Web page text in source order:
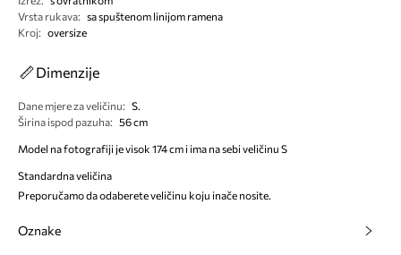
Vrsta rukava: sa spuštenom linijom ramena
Kroj: oversize
Dimenzije
Dane mjere za veličinu: S.
Širina ispod pazuha: 56 cm
Model na fotografiji je visok 174 cm i ima na sebi veličinu S
Standardna veličina
Preporučamo da odaberete veličinu koju inače nosite.
Oznake